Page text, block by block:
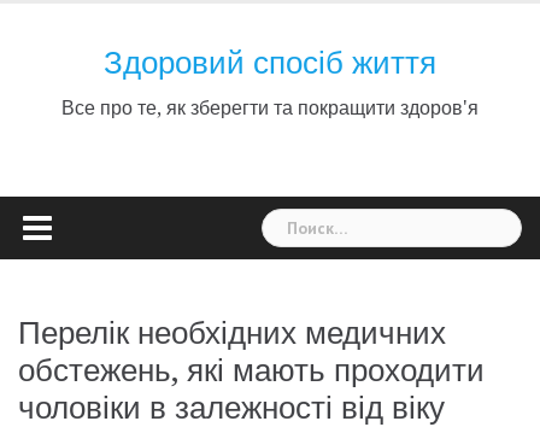
Здоровий спосіб життя
Все про те, як зберегти та покращити здоров'я
Найти:
Перелік необхідних медичних
обстежень, які мають проходити
чоловіки в залежності від віку